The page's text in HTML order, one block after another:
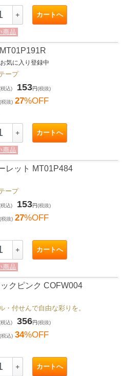
＋ カートへ
商品
気に入り登録中
ープ
込) 153円(税抜)
(税抜) 27%OFF
＋ カートへ
商品
レット MT01P484
ープ
込) 153円(税抜)
(税抜) 27%OFF
＋ カートへ
商品
クピンク COFW004
・付せんで自由な彩りを。
込) 356円(税抜)
(税込) 34%OFF
＋ カートへ